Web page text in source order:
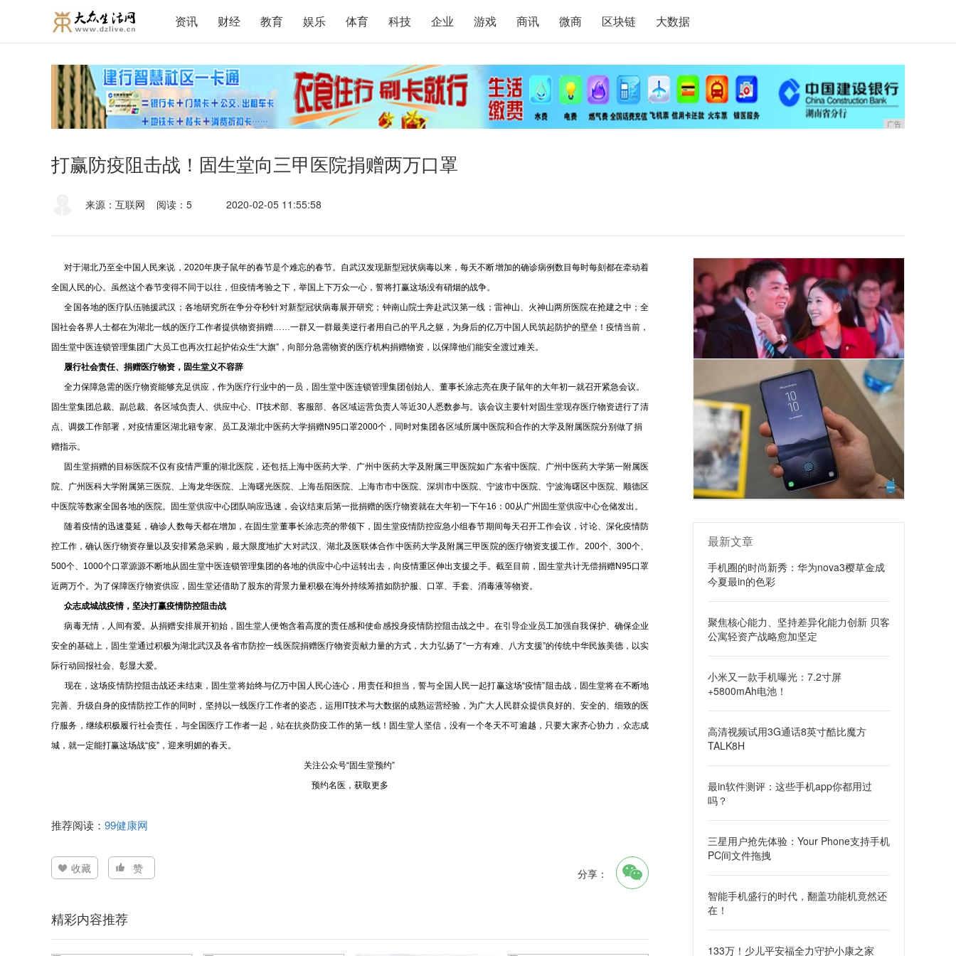
资讯 财经 教育 娱乐 体育 科技 企业 游戏 商讯 微商 区块链 大数据
广告
打赢防疫阻击战！固生堂向三甲医院捐赠两万口罩
来源：互联网 阅读：5 2020-02-05 11:55:58
对于湖北乃至全中国人民来说，2020年庚子鼠年的春节是个难忘的春节。自武汉发现新型冠状病毒以来，每天不断增加的确诊病例数目每时每刻都在牵动着
全国人民的心。虽然这个春节变得不同于以往，但疫情考验之下，举国上下万众一心，誓将打赢这场没有硝烟的战争。
全国各地的医疗队伍驰援武汉；各地研究所在争分夺秒针对新型冠状病毒展开研究；钟南山院士奔赴武汉第一线；雷神山、火神山两所医院在抢建之中；全
国社会各界人士都在为湖北一线的医疗工作者提供物资捐赠……一群又一群最美逆行者用自己的平凡之躯，为身后的亿万中国人民筑起防护的壁垒！疫情当前，
固生堂中医连锁管理集团广大员工也再次扛起护佑众生“大旗”，向部分急需物资的医疗机构捐赠物资，以保障他们能安全渡过难关。
履行社会责任、捐赠医疗物资，固生堂义不容辞
全力保障急需的医疗物资能够充足供应，作为医疗行业中的一员，固生堂中医连锁管理集团创始人、董事长涂志亮在庚子鼠年的大年初一就召开紧急会议。
固生堂集团总裁、副总裁、各区域负责人、供应中心、IT技术部、客服部、各区域运营负责人等近30人悉数参与。该会议主要针对固生堂现存医疗物资进行了清
点、调拨工作部署，对疫情重区湖北籍专家、员工及湖北中医药大学捐赠N95口罩2000个，同时对集团各区域所属中医院和合作的大学及附属医院分别做了捐
赠指示。
固生堂捐赠的目标医院不仅有疫情严重的湖北医院，还包括上海中医药大学、广州中医药大学及附属三甲医院如广东省中医院、广州中医药大学第一附属医
院、广州医科大学附属第三医院、上海龙华医院、上海曙光医院、上海岳阳医院、上海市市中医院、深圳市中医院、宁波市中医院、宁波海曙区中医院、顺德区
中医院等数家全国各地的医院。固生堂供应中心团队响应迅速，会议结束后第一批捐赠的医疗物资就在大年初一下午16：00从广州固生堂供应中心仓储发出。
随着疫情的迅速蔓延，确诊人数每天都在增加，在固生堂董事长涂志亮的带领下，固生堂疫情防控应急小组春节期间每天召开工作会议，讨论、深化疫情防
控工作，确认医疗物资存量以及安排紧急采购，最大限度地扩大对武汉、湖北及医联体合作中医药大学及附属三甲医院的医疗物资支援工作。200个、300个、
500个、1000个口罩源源不断地从固生堂中医连锁管理集团的各地的供应中心中运转出去，向疫情重区伸出支援之手。截至目前，固生堂共计无偿捐赠N95口罩
近两万个。为了保障医疗物资供应，固生堂还借助了股东的背景力量积极在海外持续筹措如防护服、口罩、手套、消毒液等物资。
众志成城战疫情， 坚决打赢疫情防控阻击战
病毒无情，人间有爱。从捐赠安排展开初始，固生堂人便饱含着高度的责任感和使命感投身疫情防控阻击战之中。在引导企业员工加强自我保护、确保企业
安全的基础上，固生堂通过积极为湖北武汉及各省市防控一线医院捐赠医疗物资贡献力量的方式，大力弘扬了“一方有难、八方支援”的传统中华民族美德，以实
际行动回报社会、彰显大爱。
现在，这场疫情防控阻击战还未结束，固生堂将始终与亿万中国人民心连心，用责任和担当，誓与全国人民一起打赢这场“疫情”阻击战，固生堂将在不断地
完善、升级自身的疫情防控工作的同时，坚持以一线医疗工作者的姿态，运用IT技术与大数据的成熟运营经验，为广大人民群众提供良好的、安全的、细致的医
疗服务，继续积极履行社会责任，与全国医疗工作者一起，站在抗炎防疫工作的第一线！固生堂人坚信，没有一个冬天不可逾越，只要大家齐心协力，众志成
城，就一定能打赢这场战“疫”，迎来明媚的春天。
关注公众号“固生堂预约”
预约名医，获取更多
推荐阅读： 99健康网
收藏 赞 分享：
精彩内容推荐
最新文章
手机圈的时尚新秀：华为nova3樱草金成
今夏最in的色彩
聚焦核心能力、坚持差异化能力创新 贝客
公寓轻资产战略愈加坚定
小米又一款手机曝光：7.2寸屏
+5800mAh电池！
高清视频试用3G通话8英寸酷比魔方
TALK8H
最in软件测评：这些手机app你都用过
吗？
三星用户抢先体验：Your Phone支持手机
PC间文件拖拽
智能手机盛行的时代，翻盖功能机竟然还
在！
133万！少儿平安福全力守护小康之家